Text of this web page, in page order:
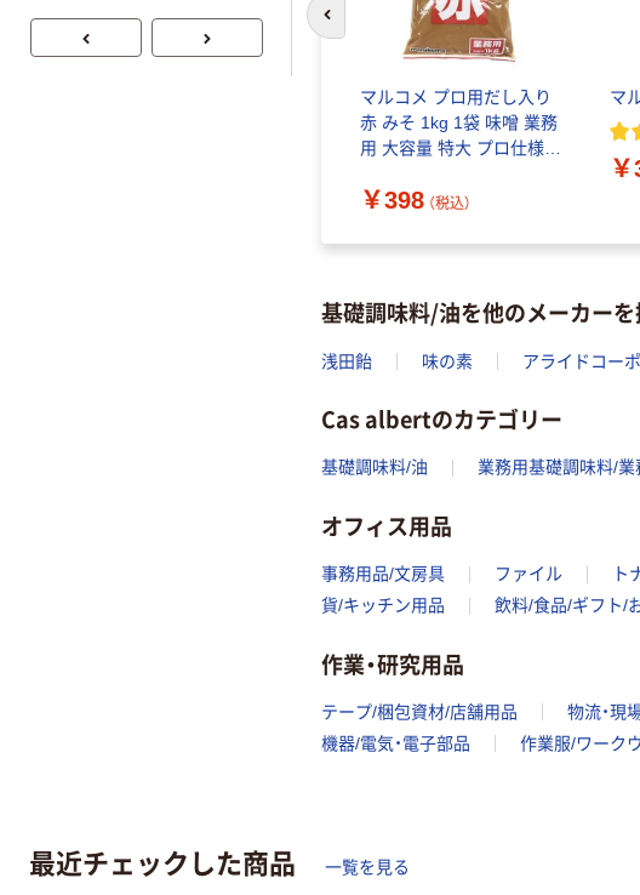
マルコメ プロ用だし入り
赤 みそ 1kg 1袋 味噌 業務
用 大容量 特大 プロ仕様
￥398 （税込）
マ
前のスライドへ
基礎調味料/油を他のメーカーを
浅田飴 味の素 アライドコー
Cas albertのカテゴリー
基礎調味料/油 業務用基礎調味料/業
オフィス用品
事務用品/文房具 ファイル ト
貨/キッチン用品
飲料/食品/ギフト/
作業・研究用品
テープ/梱包資材/店舗用品 物流・現
機器/電気・電子部品
作業服/ワーク
最近チェックした商品 一覧を見る